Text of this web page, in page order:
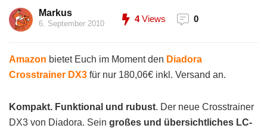
Markus
6. September 2010 4Views 0
Amazon bietet Euch im Moment den Diadora
Crosstrainer DX3 für nur 180,06€ inkl. Versand an.
Kompakt. Funktional und rubust. Der neue Crosstrainer
DX3 von Diadora. Sein großes und übersichtliches LC-